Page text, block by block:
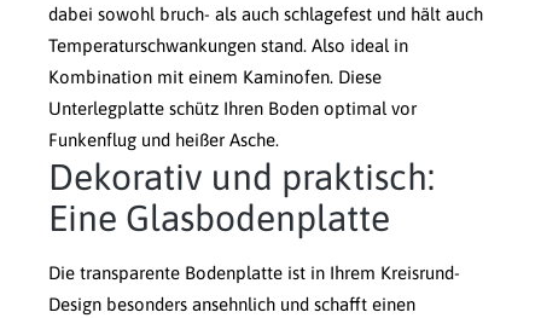
dabei sowohl bruch- als auch schlagefest und hält auch
Temperaturschwankungen stand. Also ideal in
Kombination mit einem Kaminofen. Diese
Unterlegplatte schütz Ihren Boden optimal vor
Funkenflug und heißer Asche.
Dekorativ und praktisch:
Eine Glasbodenplatte
Die transparente Bodenplatte ist in Ihrem Kreisrund-
Design besonders ansehnlich und schafft einen